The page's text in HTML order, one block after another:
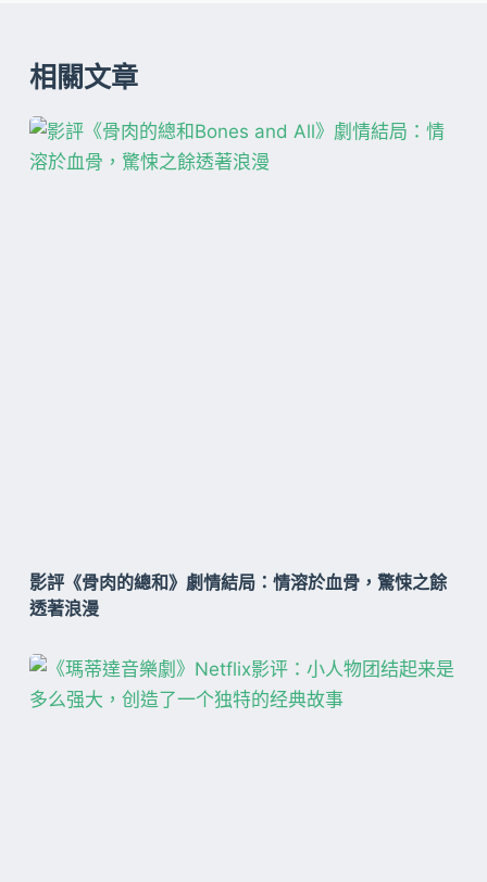
相關文章
影評《骨肉的總和》劇情結局：情溶於血骨，驚悚之餘
透著浪漫